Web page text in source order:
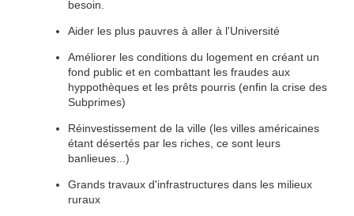
besoin.
Aider les plus pauvres à aller à l'Université
Améliorer les conditions du logement en créant un
fond public et en combattant les fraudes aux
hyppothèques et les prêts pourris (enfin la crise des
Subprimes)
Réinvestissement de la ville (les villes américaines
étant désertés par les riches, ce sont leurs
banlieues...)
Grands travaux d'infrastructures dans les milieux
ruraux